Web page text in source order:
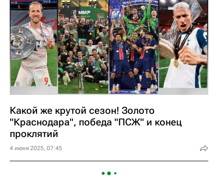
Какой же крутой сезон! Золото
"Краснодара", победа "ПСЖ" и конец
проклятий
4 июня 2025, 07:45